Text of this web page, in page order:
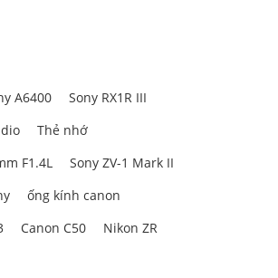
A6400
Sony RX1R III
Thẻ nhớ
F1.4L
Sony ZV-1 Mark II
ống kính canon
Canon C50
Nikon ZR